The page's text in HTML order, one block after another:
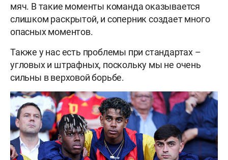
мяч. В такие моменты команда оказывается
слишком раскрытой, и соперник создает много
опасных моментов.
Также у нас есть проблемы при стандартах –
угловых и штрафных, поскольку мы не очень
сильны в верховой борьбе.